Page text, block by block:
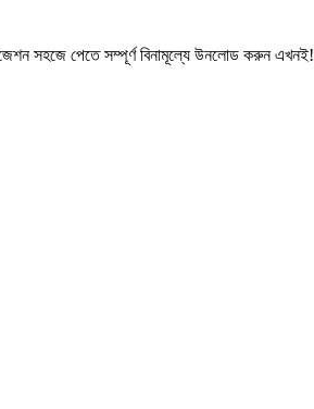
সহজে পেতে সম্পূর্ণ বিনামূল্যে উনলোড করুন এখনই!